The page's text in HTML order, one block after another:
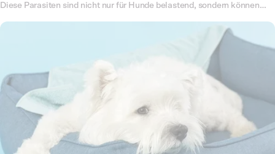
Diese Parasiten sind nicht nur für Hunde belastend, sondern können
Hygienemaßnahmen und Kontrolluntersuchungen. All das summiert
sich schnell zu einer hohen Rechnung. In diesem Artikel erfährst du,
welche Kosten auf dich zukommen können und wie Dalma dich
finanziell unterstützt.